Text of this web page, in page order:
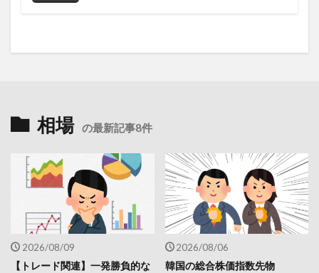
相場 の最新記事8件
2026/08/09
【トレード関連】一発勝負的な
2026/08/06
韓国の総合株価指数先物